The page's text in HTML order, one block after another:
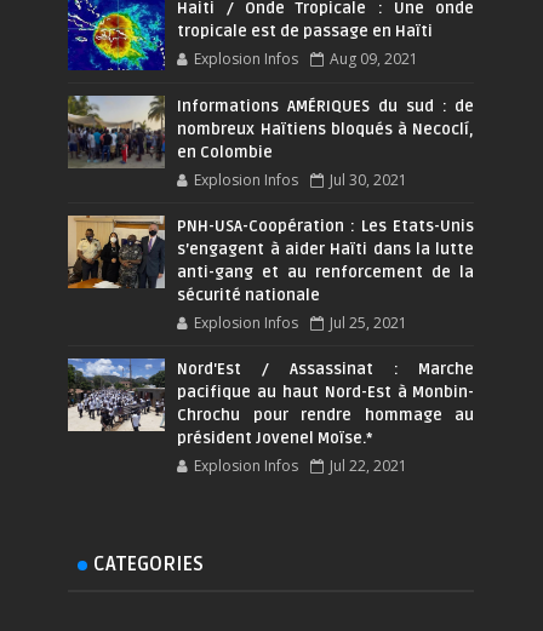
Haiti / Onde Tropicale : Une onde
tropicale est de passage en Haïti
Explosion Infos Aug 09, 2021
Informations AMÉRIQUES du sud : de
nombreux Haïtiens bloqués à Necoclí,
en Colombie
Explosion Infos Jul 30, 2021
PNH-USA-Coopération : Les Etats-Unis
s’engagent à aider Haïti dans la lutte
anti-gang et au renforcement de la
sécurité nationale
Explosion Infos Jul 25, 2021
Nord'Est / Assassinat : Marche
pacifique au haut Nord-Est à Monbin-
Chrochu pour rendre hommage au
président Jovenel Moïse.*
Explosion Infos Jul 22, 2021
CATEGORIES